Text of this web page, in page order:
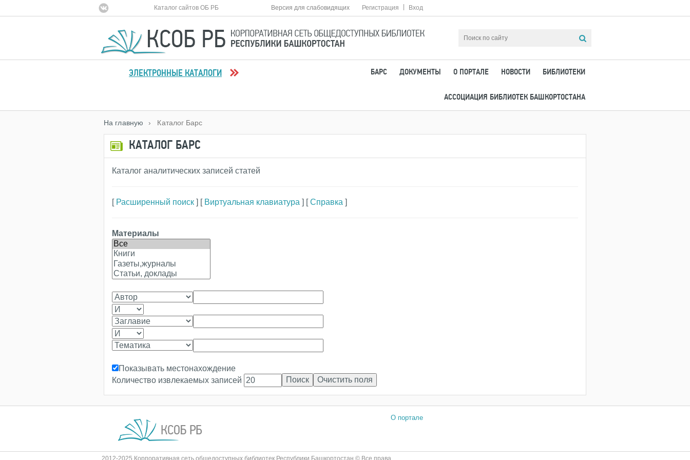
Каталог сайтов ОБ РБ Версия для слабовидящих Вход
Регистрация
ЭЛЕКТРОННЫЕ КАТАЛОГИ БИБЛИОТЕКИ
НОВОСТИ
О ПОРТАЛЕ
ДОКУМЕНТЫ
БАРС
АССОЦИАЦИЯ БИБЛИОТЕК БАШКОРТОСТАНА
На главную › Каталог Барс
КАТАЛОГ БАРС
Каталог аналитических записей статей
[ Расширенный поиск ] [ Виртуальная клавиатура ] [Справка ]
Материалы
Показывать местонахождение
Количество извлекаемых записей
О портале